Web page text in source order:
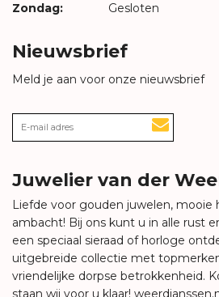
Zondag: Gesloten
Nieuwsbrief
Meld je aan voor onze nieuwsbrief
Juwelier van der
Liefde voor gouden juwelen, mooie
ambacht! Bij ons kunt u in alle rust
een speciaal sieraad of horloge
uitgebreide collectie met
vriendelijke dorpse betrokkenheid.
staan wij voor u klaar!